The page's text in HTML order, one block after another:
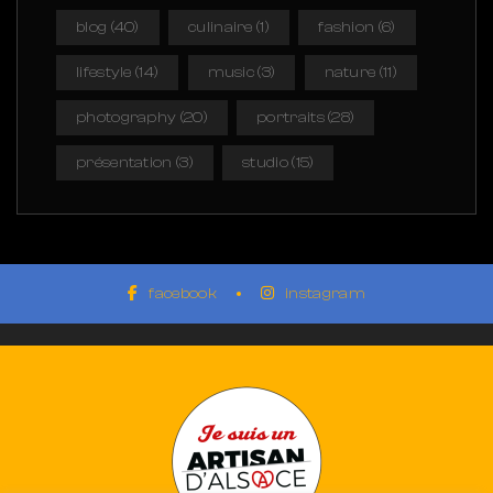
blog (40) culinaire (1) fashion (6)
lifestyle (14) music(3) nature (11)
photography (20) portraits(28)
présentation (3) studio(15)
facebook instagram